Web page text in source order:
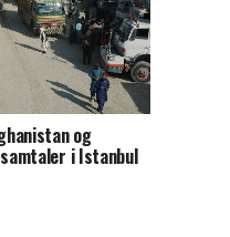
og
i Istanbul